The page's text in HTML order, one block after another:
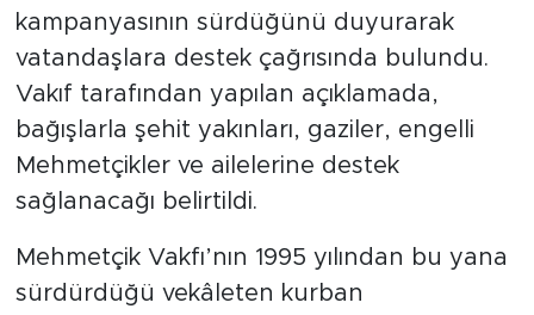
kampanyasının sürdüğünü duyurarak
vatandaşlara destek çağrısında bulundu.
Vakıf tarafından yapılan açıklamada,
bağışlarla şehit yakınları, gaziler, engelli
Mehmetçikler ve ailelerine destek
sağlanacağı belirtildi.
Mehmetçik Vakfı’nın 1995 yılından bu yana
sürdürdüğü vekâleten kurban